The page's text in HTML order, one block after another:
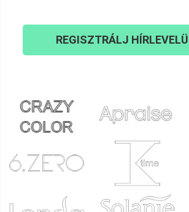
REGISZTRÁLJ